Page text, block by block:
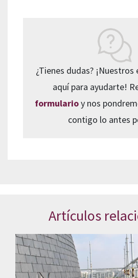
¿Tienes dudas?
aquí para ayudarte!
formularioy nos
contigo lo antes
Artículos